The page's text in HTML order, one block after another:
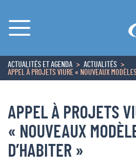
Menu
ACCUEIL
ACTUALITÉS ET AGENDA
ACTUALITÉS
APPEL À PROJETS VIURE « NOUVEAUX
APPEL À PROJETS
« NOUVEAUX
D’HABITER »